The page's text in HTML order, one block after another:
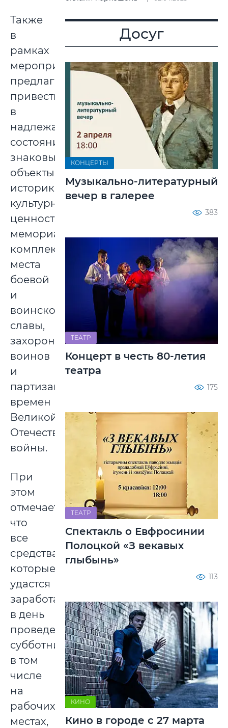
Также
в
рамках
мероприятия
предлагается
привести
в
надлежащее
состояние
знаковые
объекты,
историко-
культурные
ценности,
мемориальные
комплексы,
места
боевой
и
воинской
славы,
захоронения
воинов
и
партизан
времен
Великой
Отечественной
войны.
При
этом
отмечается,
что
все
средства,
которые
удастся
заработать
в день
проведения
субботника,
в том
числе
на
рабочих
местах,
Досуг
КОНЦЕРТЫ
Музыкально-литературный
вечер в галерее
383
ТЕАТР
Концерт в честь 80-летия
театра
175
ТЕАТР
Спектакль о Евфросинии
Полоцкой «З векавых
глыбынь»
113
КИНО
Кино в городе с 27 марта